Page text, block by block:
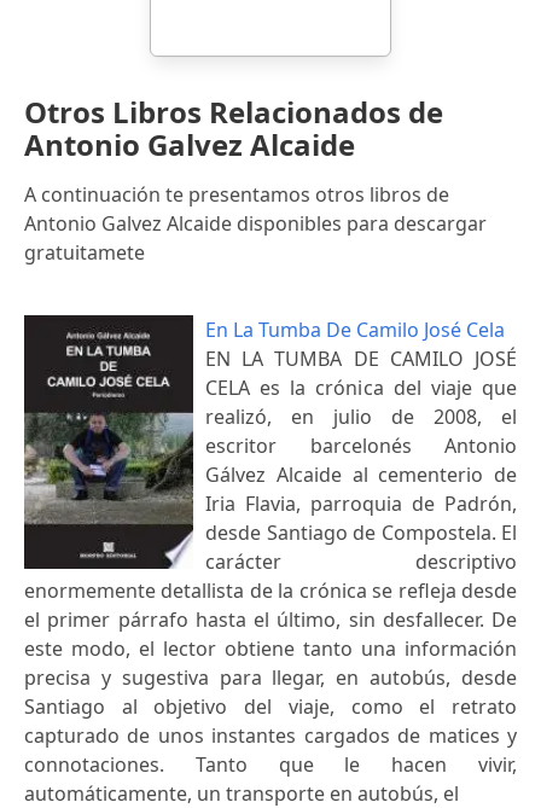
Otros Libros Relacionados de
Antonio Galvez Alcaide
A continuación te presentamos otros libros de
Antonio Galvez Alcaide disponibles para descargar
gratuitamete
En La Tumba De Camilo José Cela
EN LA TUMBA DE CAMILO JOSÉ
CELA es la crónica del viaje que
realizó, en julio de 2008, el
escritor barcelonés Antonio
Gálvez Alcaide al cementerio de
Iria Flavia, parroquia de Padrón,
desde Santiago de Compostela. El
carácter descriptivo
enormemente detallista de la crónica se refleja desde
el primer párrafo hasta el último, sin desfallecer. De
este modo, el lector obtiene tanto una información
precisa y sugestiva para llegar, en autobús, desde
Santiago al objetivo del viaje, como el retrato
capturado de unos instantes cargados de matices y
connotaciones. Tanto que le hacen vivir,
automáticamente, un transporte en autobús, el